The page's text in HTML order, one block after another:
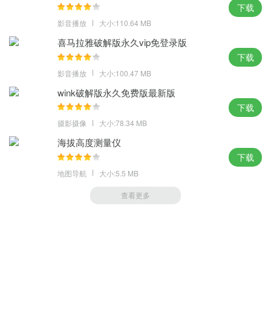
影音播放 大小:110.64 MB
下载
喜马拉雅破解版永久vip免登录版
影音播放 大小:100.47 MB
下载
wink破解版永久免费版最新版
摄影摄像 大小:78.34 MB
下载
海拔高度测量仪
地图导航 大小:5.5 MB
下载
查看更多